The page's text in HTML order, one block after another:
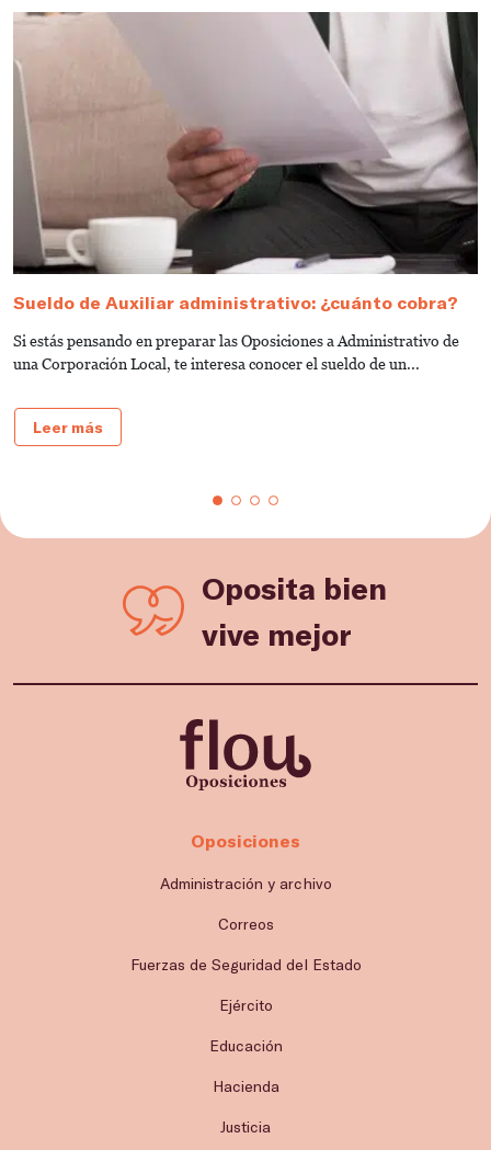
Sueldo de Auxiliar administrativo: ¿cuánto cobra?
Si estás pensando en preparar las Oposiciones a Administrativo de
una Corporación Local, te interesa conocer el sueldo de un...
Leer más
Oposita bien
vive mejor
Oposiciones
Administración y archivo
Correos
Fuerzas de Seguridad del Estado
Ejército
Educación
Hacienda
Justicia